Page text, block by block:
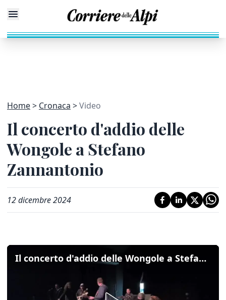
Home Cronaca Video
Il concerto d'addio delle
Wongole a Stefano
Zannantonio
12 dicembre 2024
Il concerto d'addio delle Wongole a Stefano Zannantonio